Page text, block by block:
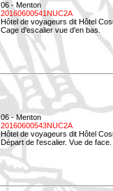
06 - Menton
20160600541NUC2A
Hôtel de voyageurs dit Hôtel
Cage d'escalier vue d'en bas.
06 - Menton
20160600543NUC2A
Hôtel de voyageurs dit Hôtel
Départ de l'escalier. Vue de face.